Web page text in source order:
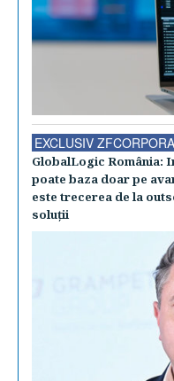
EXCLUSIV
GlobalLogic România:
poate baza doar pe
este trecerea de la
soluţii